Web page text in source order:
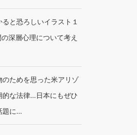
と恐ろしいイラスト１
深層心理について考え
のためを思った米アリゾ
的な法律…日本にもぜひ
題に…